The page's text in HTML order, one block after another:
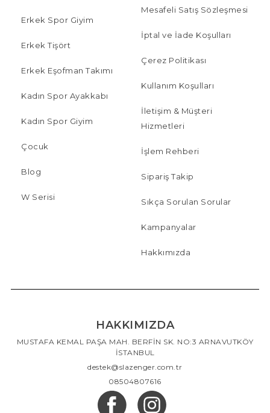
Erkek Spor Giyim
Erkek Tişört
Erkek Eşofman Takımı
Kadın Spor Ayakkabı
Kadın Spor Giyim
Çocuk
Blog
W Serisi
Mesafeli Satış Sözleşmesi
İptal ve İade Koşulları
Çerez Politikası
Kullanım Koşulları
İletişim & Müşteri
Hizmetleri
İşlem Rehberi
Sipariş Takip
Sıkça Sorulan Sorular
Kampanyalar
Hakkımızda
HAKKIMIZDA
MUSTAFA KEMAL PAŞA MAH. BERFİN SK. NO:3 ARNAVUTKÖY
İSTANBUL
destek@slazenger.com.tr
08504807616